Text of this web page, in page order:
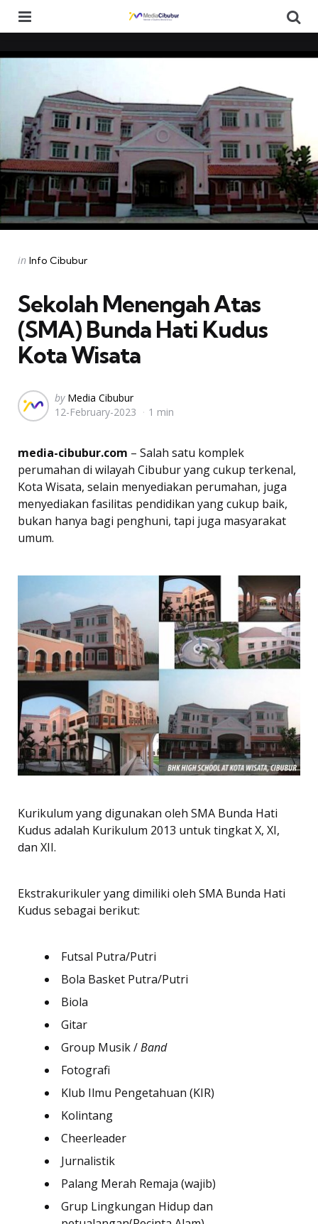
Categories
Posted
in Info Cibubur
Sekolah Menengah Atas
(SMA) Bunda Hati Kudus
Kota Wisata
Posted
by
by Media Cibubur
12-February-2023
1 min
media-cibubur.com – Salah satu komplek
perumahan di wilayah Cibubur yang cukup terkenal,
Kota Wisata, selain menyediakan perumahan, juga
menyediakan fasilitas pendidikan yang cukup baik,
bukan hanya bagi penghuni, tapi juga masyarakat
umum.
Kurikulum yang digunakan oleh SMA Bunda Hati
Kudus adalah Kurikulum 2013 untuk tingkat X, XI,
dan XII.
Ekstrakurikuler yang dimiliki oleh SMA Bunda Hati
Kudus sebagai berikut:
Futsal Putra/Putri
Bola Basket Putra/Putri
Biola
Gitar
Group Musik /Band
Fotografi
Klub Ilmu Pengetahuan (KIR)
Kolintang
Cheerleader
Jurnalistik
Palang Merah Remaja (wajib)
Grup Lingkungan Hidup dan